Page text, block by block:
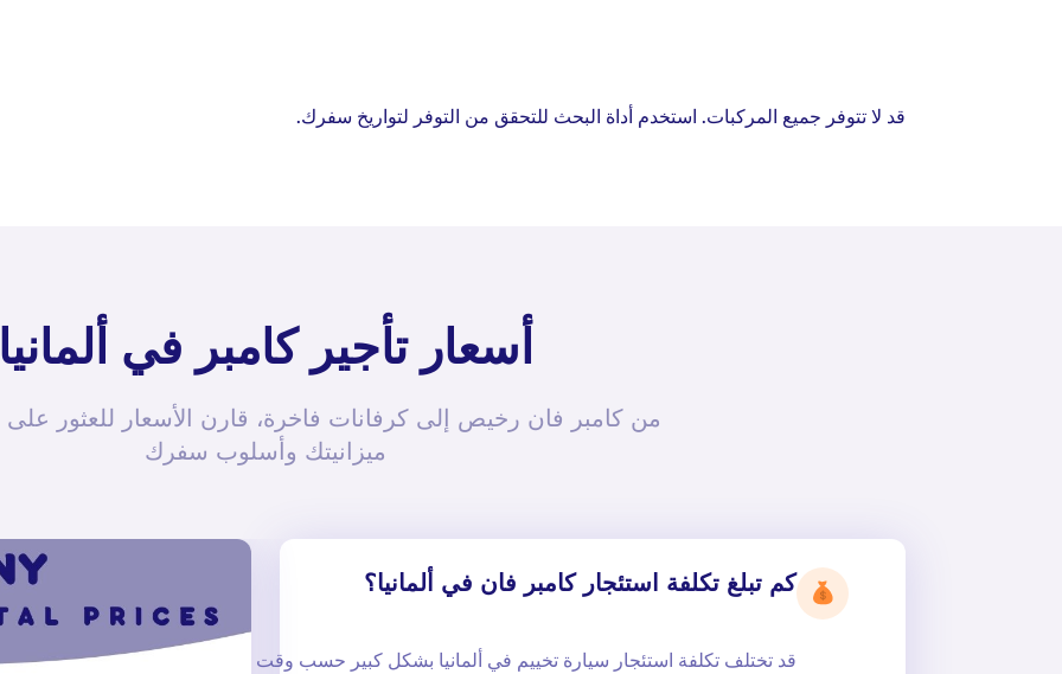
قد لا تتوفر جميع المركبات. استخدم أداة البحث للتحقق من التوفر لتواريخ سفرك.
أسعار تأجير كامبر في ألمانيا
من كامبر فان رخيص إلى كرفانات فاخرة، قارن الأسعار للعثور
ميزانيتك وأسلوب سفرك
كم تبلغ تكلفة استئجار كامبر فان في ألمانيا؟
قد تختلف تكلفة استئجار سيارة تخييم في ألمانيا بشكل كبير حسب وقت